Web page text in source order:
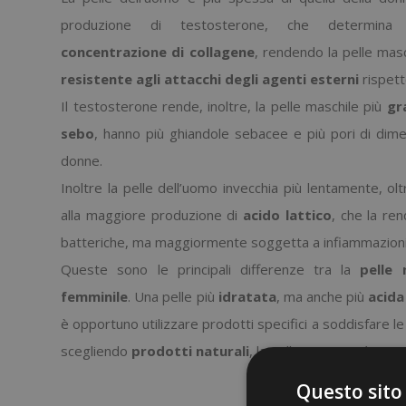
produzione di testosterone, che
concentrazione di collagene, rendendo la pelle
resistente agli attacchi degli agenti esterni
Il testosterone rende, inoltre, la pelle maschile più
sebo, hanno più ghiandole sebacee e più pori di
donne.
Inoltre la pelle dell’uomo invecchia più lentamente,
alla maggiore produzione di acido lattico, che la
batteriche, ma maggiormente soggetta a
Queste sono le principali differenze tra la pelle
femminile. Una pelle più idratata, ma anche più acida
è opportuno utilizzare prodotti specifici a soddisfare
scegliendo prodotti naturali, la pelle ringrazierà.
Questo